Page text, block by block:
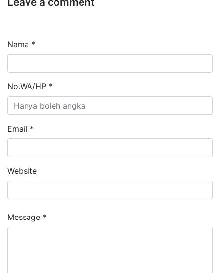
Nama *
No.WA/HP *
Email *
Website
Message *